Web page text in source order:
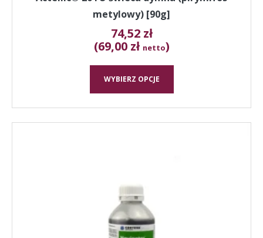
metylowy) [90g]
74,52 zł
(69,00 zł netto)
WYBIERZ OPCJE